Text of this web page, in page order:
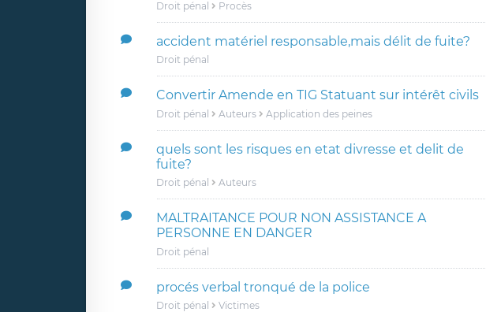
Droit pénal Procès
accident matériel responsable,mais délit de fuite?
Droit pénal
Convertir Amende en TIG Statuant sur intérêt civils
Droit pénal Auteurs Application des peines
quels sont les risques en etat divresse et delit de
fuite?
Droit pénal Auteurs
MALTRAITANCE POUR NON ASSISTANCE A
PERSONNE EN DANGER
Droit pénal
procés verbal tronqué de la police
Droit pénal Victimes